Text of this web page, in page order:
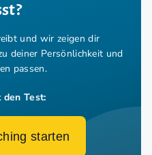
und wir zeigen dir
deiner Persönlichkeit und
passen.
Test:
starten